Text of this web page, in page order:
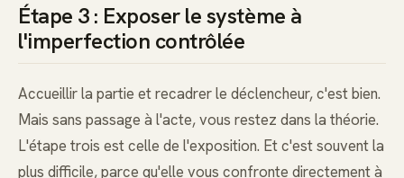
Étape 3 : Exposer le système à
l'imperfection contrôlée
Accueillir la partie et recadrer le déclencheur, c'est bien.
Mais sans passage à l'acte, vous restez dans la théorie.
L'étape trois est celle de l'exposition. Et c'est souvent la
plus difficile, parce qu'elle vous confronte directement à